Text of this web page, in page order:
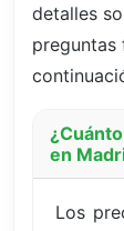
detalles
preguntas
en
Los